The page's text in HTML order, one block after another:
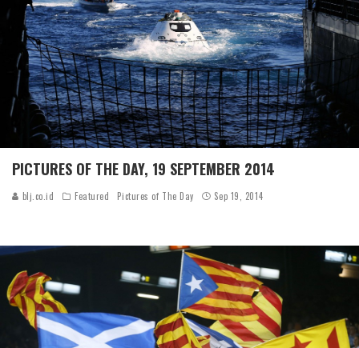
PICTURES OF THE DAY, 19 SEPTEMBER 2014
blj.co.id Featured Pictures of The Day Sep 19, 2014